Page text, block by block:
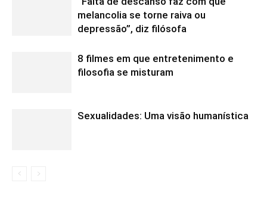
melancolia se torne raiva ou
depressão”, diz filósofa
8 filmes em que entretenimento e
filosofia se misturam
Sexualidades: Uma visão humanística